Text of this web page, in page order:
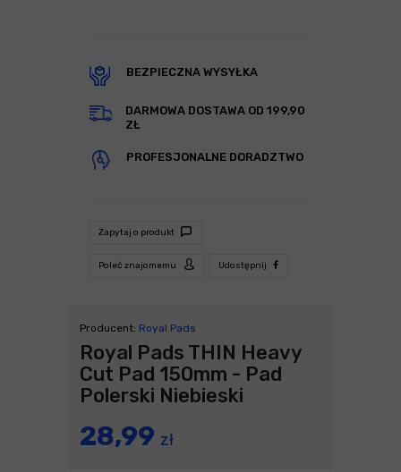
BEZPIECZNA WYSYŁKA
DARMOWA DOSTAWA OD 199,90
ZŁ
PROFESJONALNE DORADZTWO
Zapytaj o produkt
Poleć znajomemu Udostępnij
Producent: Royal Pads
Royal Pads THIN Heavy
Cut Pad 150mm - Pad
Polerski Niebieski
28,99 zł